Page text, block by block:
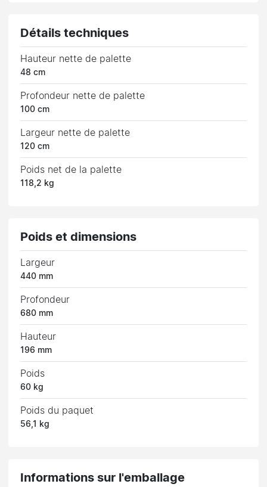
Détails techniques
Hauteur nette de palette
48 cm
Profondeur nette de palette
100 cm
Largeur nette de palette
120 cm
Poids net de la palette
118,2 kg
Poids et dimensions
Largeur
440 mm
Profondeur
680 mm
Hauteur
196 mm
Poids
60 kg
Poids du paquet
56,1 kg
Informations sur l'emballage